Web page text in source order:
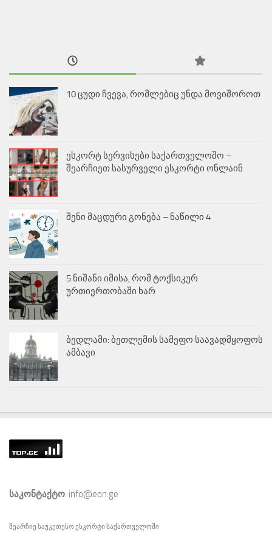
10 ცუდი ჩვევა, რომლებიც უნდა მოვიშოროთ
ესკორტ სერვისები საქართველოშო –
შეარჩიეთ სასურველი ესკორტი ონლაინ
შენი მაცდური გონება – ნაწილი 4
5 ნიშანი იმისა, რომ ტოქსიკურ
ურთიერთობაში ხარ
ბედლამი: ბეთლემის სამეფო საავადმყოფოს
ამბავი
საკონტაქტო: info@eon.ge
შეარჩიე საუკეთესო ესკორტი საქართველოში